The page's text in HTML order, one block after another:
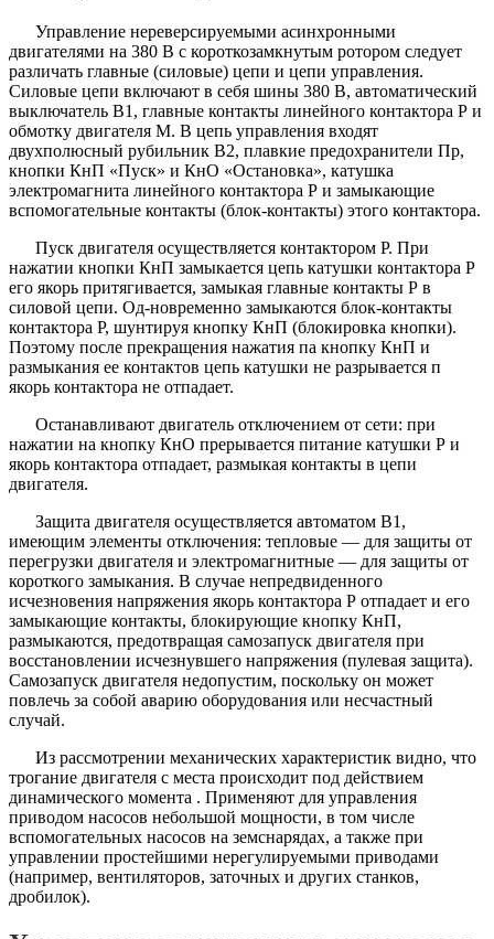
Управление нереверсируемыми асинхронными
двигателями на 380 В с короткозамкнутым ротором следует
различать главные (силовые) цепи и цепи управления.
Силовые цепи включают в себя шины 380 В, автоматический
выключатель В1, главные контакты линейного контактора Р и
обмотку двигателя М. В цепь управления входят
двухполюсный рубильник В2, плавкие предохранители Пр,
кнопки КнП «Пуск» и КнО «Остановка», катушка
электромагнита линейного контактора Р и замыкающие
вспомогательные контакты (блок-контакты) этого контактора.
Пуск двигателя осуществляется контактором Р. При
нажатии кнопки КнП замыкается цепь катушки контактора Р
его якорь притягивается, замыкая главные контакты Р в
силовой цепи. Од-новременно замыкаются блок-контакты
контактора Р, шунтируя кнопку КнП (блокировка кнопки).
Поэтому после прекращения нажатия па кнопку КнП и
размыкания ее контактов цепь катушки не разрывается п
якорь контактора не отпадает.
Останавливают двигатель отключением от сети: при
нажатии на кнопку КнО прерывается питание катушки Р и
якорь контактора отпадает, размыкая контакты в цепи
двигателя.
Защита двигателя осуществляется автоматом В1,
имеющим элементы отключения: тепловые — для защиты от
перегрузки двигателя и электромагнитные — для защиты от
короткого замыкания. В случае непредвиденного
исчезновения напряжения якорь контактора Р отпадает и его
замыкающие контакты, блокирующие кнопку КнП,
размыкаются, предотвращая самозапуск двигателя при
восстановлении исчезнувшего напряжения (пулевая защита).
Самозапуск двигателя недопустим, поскольку он может
повлечь за собой аварию оборудования или несчастный
случай.
Из рассмотрении механических характеристик видно, что
трогание двигателя с места происходит под действием
динамического момента . Применяют для управления
приводом насосов небольшой мощности, в том числе
вспомогательных насосов на земснарядах, а также при
управлении простейшими нерегулируемыми приводами
(например, вентиляторов, заточных и других станков,
дробилок).